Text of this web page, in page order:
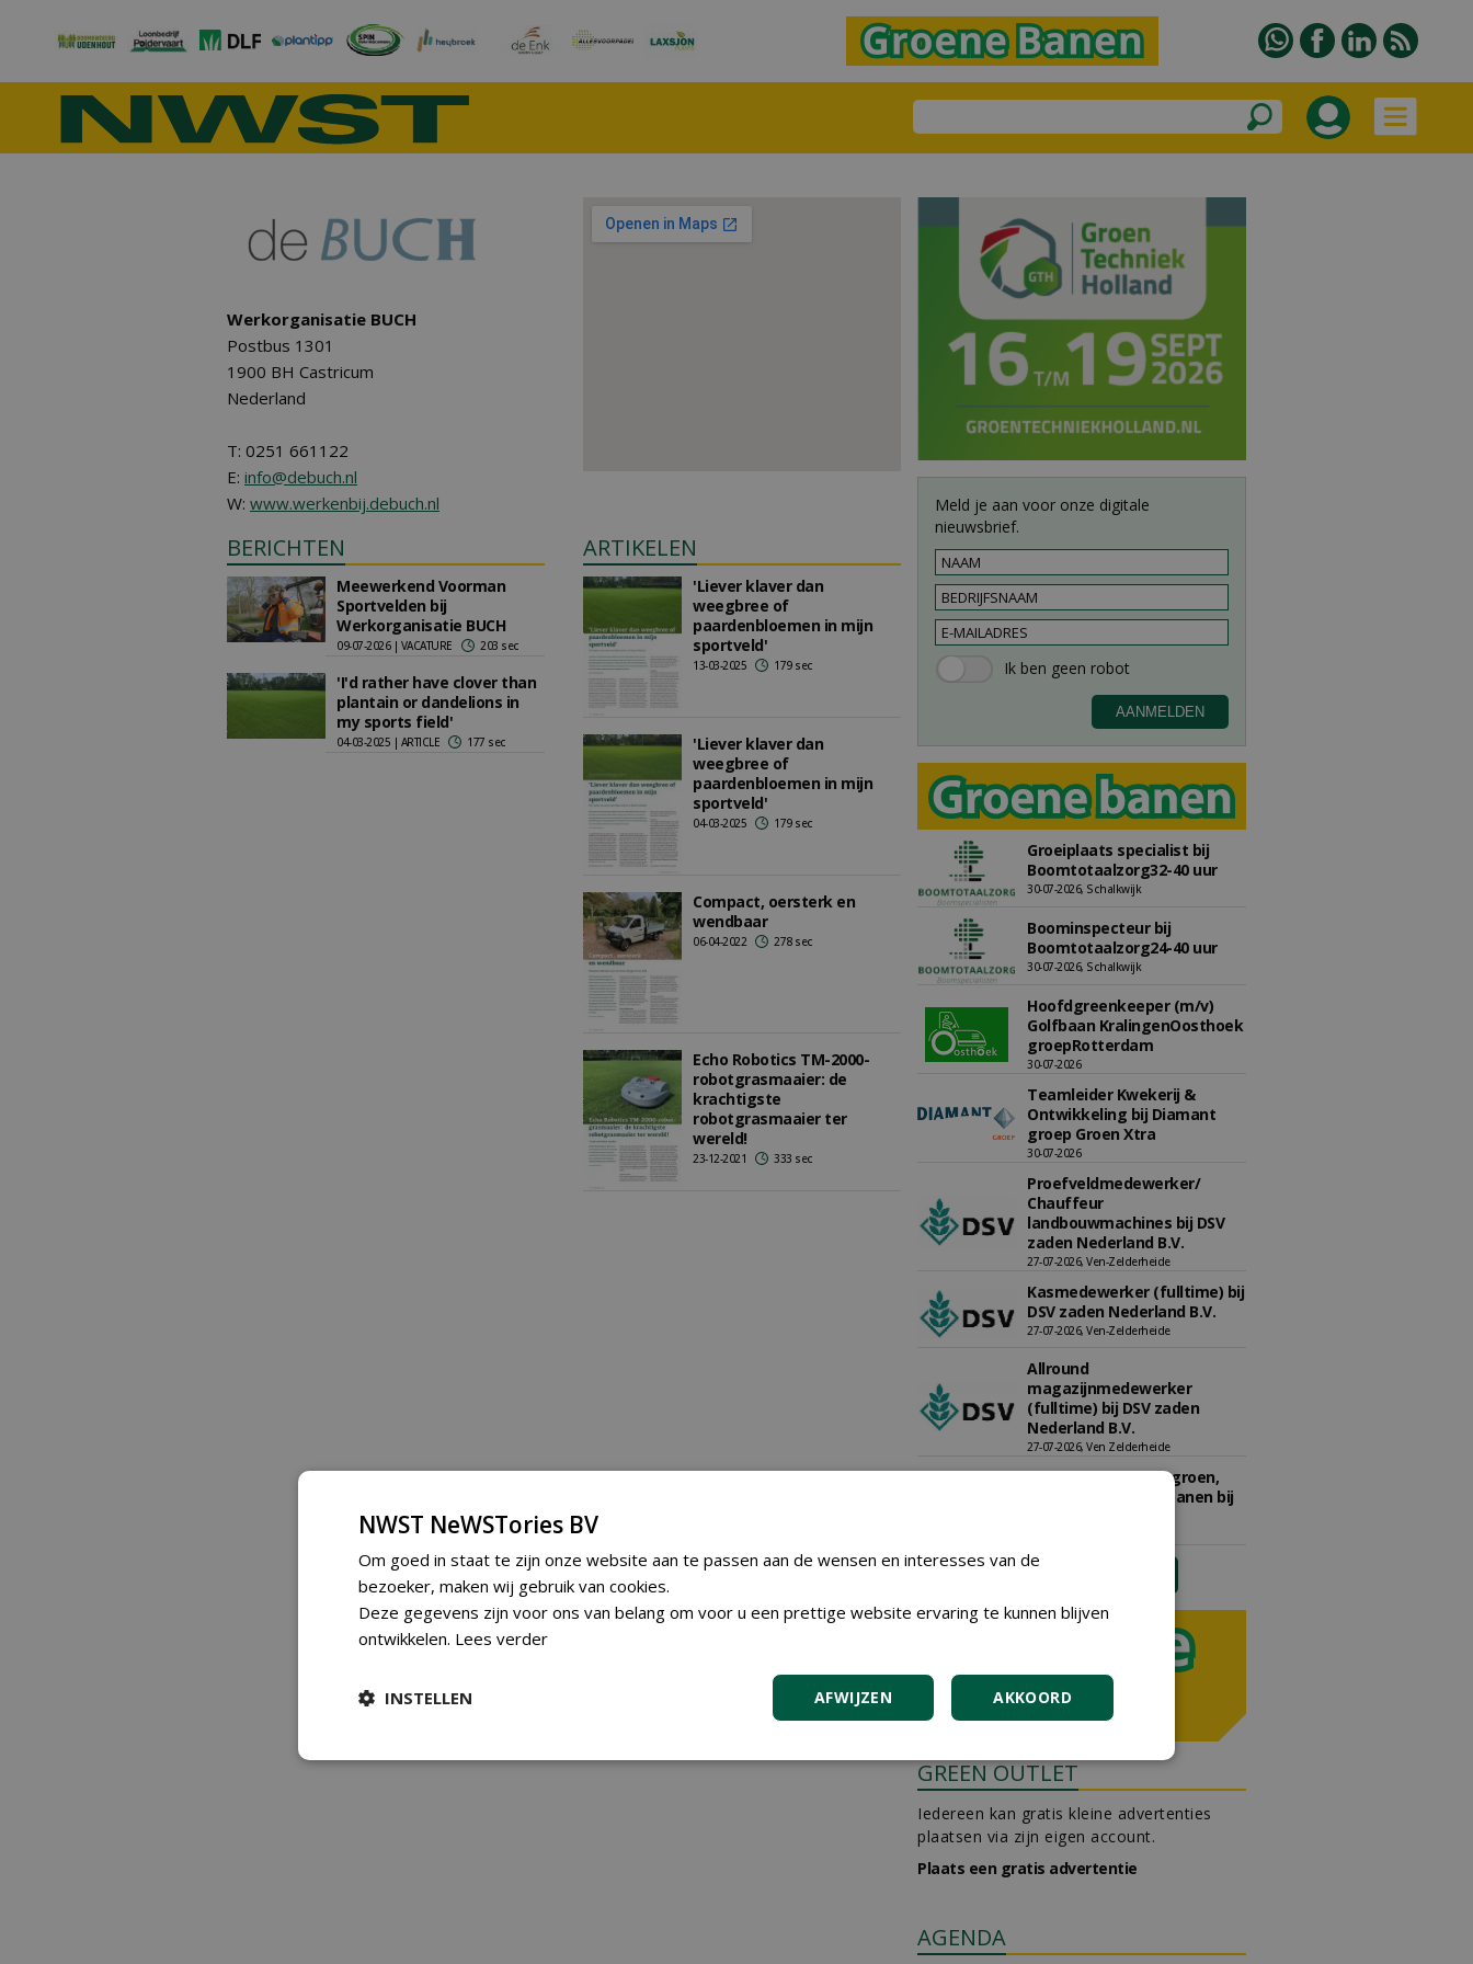
Werkorganisatie BUCH
Postbus 1301
1900 BH Castricum
Nederland
T: 0251 661122
E: info@debuch.nl
W: www.werkenbij.debuch.nl
BERICHTEN
Meewerkend Voorman
Sportvelden bij
Werkorganisatie BUCH
09-07-2026 | VACATURE 203 sec
'I'd rather have clover than
plantain or dandelions in
my sports field'
04-03-2025 | ARTICLE 177 sec
ARTIKELEN
'Liever klaver dan
weegbree of
paardenbloemen in mijn
sportveld'
13-03-2025 179 sec
'Liever klaver dan
weegbree of
paardenbloemen in mijn
sportveld'
04-03-2025 179 sec
Compact, oersterk en
wendbaar
06-04-2022 278 sec
Echo Robotics TM-2000-
robotgrasmaaier: de
krachtigste
robotgrasmaaier ter
wereld!
23-12-2021 333 sec
Meld je aan voor onze digitale
nieuwsbrief.
Groeiplaats specialist bij
Boomtotaalzorg32-40 uur
30-07-2026, Schalkwijk
Boominspecteur bij
Boomtotaalzorg24-40 uur
30-07-2026, Schalkwijk
Hoofdgreenkeeper (m/v)
Golfbaan KralingenOosthoek
groepRotterdam
30-07-2026
Teamleider Kwekerij &
Ontwikkeling bij Diamant
groep Groen Xtra
30-07-2026
Proefveldmedewerker/
Chauffeur
landbouwmachines bij DSV
zaden Nederland B.V.
27-07-2026, Ven-Zelderheide
Kasmedewerker (fulltime) bij
DSV zaden Nederland B.V.
27-07-2026, Ven-Zelderheide
Allround
magazijnmedewerker
(fulltime) bij DSV zaden
Nederland B.V.
27-07-2026, Ven Zelderheide
Adviseur openbaar groen,
sportvelden & golfbanen bij
GREEN OUTLET
Iedereen kan gratis kleine advertenties
plaatsen via zijn eigen account.
Plaats een gratis advertentie
AGENDA
NWST NeWSTories BV
Om goed in staat te zijn onze website aan te passen aan de wensen en interesses van de
bezoeker, maken wij gebruik van cookies.
Deze gegevens zijn voor ons van belang om voor u een prettige website ervaring te kunnen blijven
ontwikkelen. Lees verder
AKKOORD
AFWIJZEN
INSTELLEN